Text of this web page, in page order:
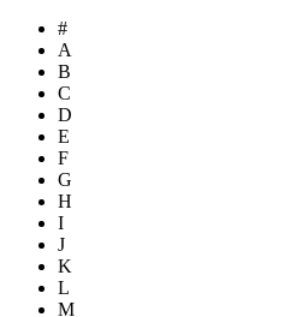
#
A
B
C
D
E
F
G
H
I
J
K
L
M